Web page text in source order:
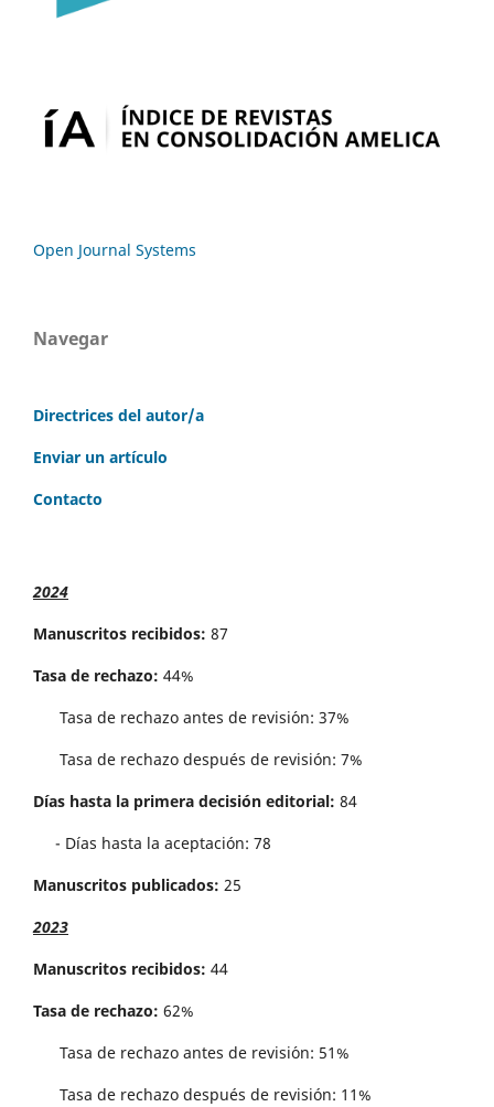
Open Journal Systems
Navegar
Directrices del autor/a
Enviar un artículo
Contacto
2024
Manuscritos recibidos: 87
Tasa de rechazo: 44%
Tasa de rechazo antes de revisi´on: 37%
Tasa de rechazo después de revisión: 7%
Días hasta la primera decisión editorial: 84
- Días hasta la aceptación: 78
Manuscritos publicados: 25
2023
Manuscritos recibidos: 44
Tasa de rechazo: 62%
Tasa de rechazo antes de revisi´on: 51%
Tasa de rechazo después de revisión: 11%